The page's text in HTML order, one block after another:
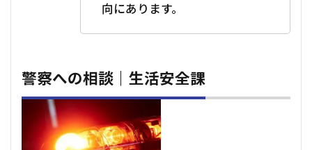
向にあります。
警察への相談｜生活安全課